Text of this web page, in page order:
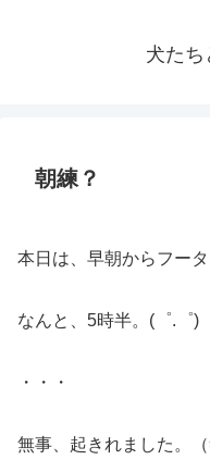
犬たち
朝練？
本日は、早朝からフー
なんと、5時半。(゜.゜)
・・・
無事、起きれました。（